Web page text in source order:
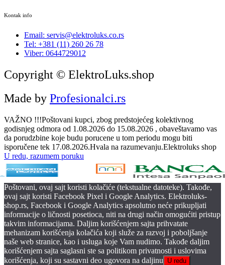
Kontak info
Email: servis@elektroluks.co.rs
Tel: +381 (11) 260 26 78
Viber: 0644729012
Copyright © ElektroLuks.shop
Made by Profesionalci.rs
VAŽNO !!!Poštovani kupci, zbog predstojećeg kolektivnog
godisnjeg odmora od 1.08.2026 do 15.08.2026 , obaveštavamo vas
da porudzbine koje budu porucene u tom periodu mogu biti
isporučene tek 17.08.2026.Hvala na razumevanju.Elektroluks shop
U redu, razumem poruku
Poštovani, ovaj sajt koristi kolačiće (tekstualne datoteke). Takođe,
ovaj sajt koristi Facebook Pixel i Google Analytics. Elektroluks-
shop.rs, Facebook i Google Analytics apsolutno neće prikupljati
informacije o ličnosti posetioca, niti na drugi način omogućiti pristup
takvim informacijama. Daljim korišćenjem sajta prihvatate
mehanizam korišćenja kolačića koji služe za razvoj i poboljšanje
naše web stranice, kao i usluga koje Vam nudimo. Takođe daljim
korišćenjem sajta saglasni ste sa politikom privatnosti i uslovima
korišćenja, koji su sastavni deo ugovora na daljinu
U redu